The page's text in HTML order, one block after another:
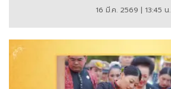
16 มี.ค. 2569 | 13:45 น.